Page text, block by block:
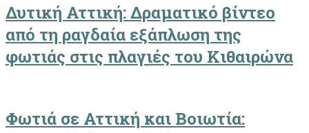
Δυτική Αττική: Δραματικό βίντεο
από τη ραγδαία εξάπλωση της
φωτιάς στις πλαγιές του Κιθαιρώνα
Φωτιά σε Αττική και Βοιωτία: